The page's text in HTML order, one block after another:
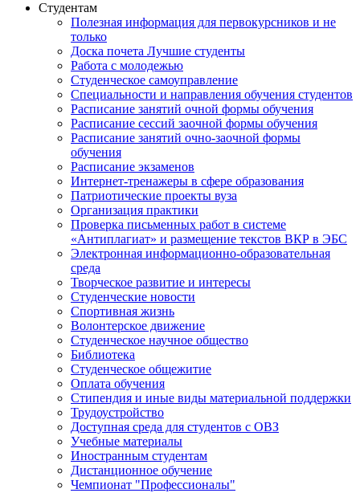
Студентам
Полезная информация для первокурсников и не
только
Доска почета Лучшие студенты
Работа с молодежью
Студенческое самоуправление
Специальности и направления обучения студентов
Расписание занятий очной формы обучения
Расписание сессий заочной формы обучения
Расписание занятий очно-заочной формы
обучения
Расписание экзаменов
Интернет-тренажеры в сфере образования
Патриотические проекты вуза
Организация практики
Проверка письменных работ в системе
«Антиплагиат» и размещение текстов ВКР в ЭБС
Электронная информационно-образовательная
среда
Творческое развитие и интересы
Студенческие новости
Спортивная жизнь
Волонтерское движение
Студенческое научное общество
Библиотека
Студенческое общежитие
Оплата обучения
Стипендия и иные виды материальной поддержки
Трудоустройство
Доступная среда для студентов с ОВЗ
Учебные материалы
Иностранным студентам
Дистанционное обучение
Чемпионат "Профессионалы"